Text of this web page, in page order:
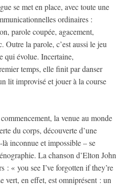
se met en place, avec toute une
ordinaires :
parole coupée, agacement,
Outre la parole, c’est aussi le jeu
qui évolue. Incertaine,
temps, elle finit par danser
lit improvisé et jouer à la course
la venue au monde
du corps, découverte d’une
inconnue et impossible – se
La chanson d’Elton John
: « you see I’ve forgotten if they’re
vert, en effet, est omniprésent : un